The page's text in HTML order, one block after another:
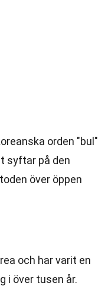
orden "bul"
syftar på den
över öppen
och har varit en
i över tusen år.